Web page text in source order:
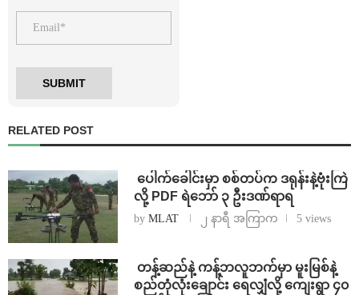
RELATED POST
⁩ ⁨ပေါက်ခေါင်းမှာ စစ်တပ်က ဒရုန်းနဲ့ဗုံးကြဲ
လို့ PDF ရဲဘော် ၃ ဦးဒဏ်ရာရ
by MLAT ၂ နာရီ အကြာက 5 views
⁩ ⁨တန့်ဆည်နဲ့ ကန့်ဘလူဘက်မှာ မူးမြစ်နဲ့
စည်တုံလုံးချောင်း ရေလျှံလို့ ကျေးရွာ ၄၀